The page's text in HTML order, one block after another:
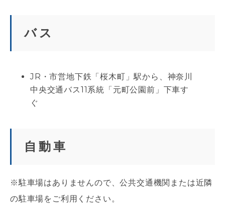
バス
JR・市営地下鉄「桜木町」駅から、神奈川
中央交通バス11系統「元町公園前」下車す
ぐ
自動車
※駐車場はありませんので、公共交通機関または近隣
の駐車場をご利用ください。